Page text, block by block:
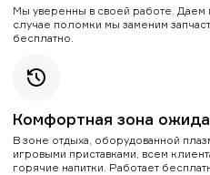
Мы уверенны в своей работе. Даем
случае поломки мы заменим
бесплатно.
Комфортная зона
В зоне отдыха, оборудованной
игровыми приставками, всем
горячие напитки. Работает